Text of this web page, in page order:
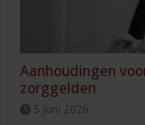
Aanhoudingen
zorggelden
5 juni 2026